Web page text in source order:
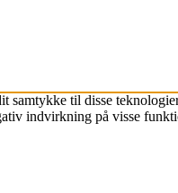
til disse
indvirkning på visse